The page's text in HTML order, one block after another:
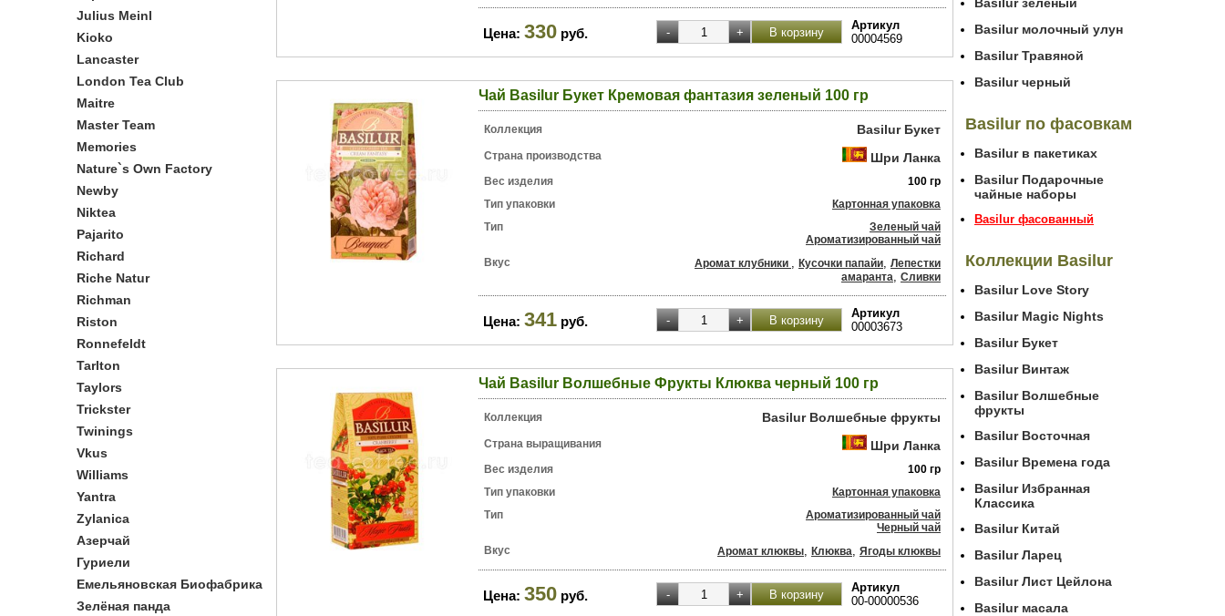
Julius Meinl
Kioko
Lancaster
London Tea Club
Maitre
Master Team
Memories
Nature`s Own Factory
Newby
Niktea
Pajarito
Richard
Riche Natur
Richman
Riston
Ronnefeldt
Tarlton
Taylors
Trickster
Twinings
Vkus
Williams
Yantra
Zylanica
Азерчай
Гуриели
Емельяновская Биофабрика
Зелёная панда
Цена: 330 руб.
Артикул
00004569
Чай Basilur Букет Кремовая фантазия зеленый 100 гр
Коллекция Basilur Букет
Страна производства Шри Ланка
Вес изделия
100 гр
Тип упаковки
Картонная упаковка
Тип
Зеленый чай
Ароматизированный чай
Вкус
Аромат клубники , Кусочки папайи, Лепестки
амаранта, Сливки
Цена: 341 руб.
Артикул
00003673
Чай Basilur Волшебные Фрукты Клюква черный 100 гр
Коллекция Basilur Волшебные фрукты
Страна выращивания Шри Ланка
Вес изделия
100 гр
Тип упаковки
Картонная упаковка
Тип
Ароматизированный чай
Черный чай
Вкус
Аромат клюквы, Клюква, Ягоды клюквы
Цена: 350 руб.
Артикул
00-00000536
Basilur молочный улун
Basilur Травяной
Basilur черный
Basilur по фасовкам
Basilur в пакетиках
Basilur Подарочные
чайные наборы
Basilur фасованный
Коллекции Basilur
Basilur Love Story
Basilur Magic Nights
Basilur Букет
Basilur Винтаж
Basilur Волшебные
фрукты
Basilur Восточная
Basilur Времена года
Basilur Избранная
Классика
Basilur Китай
Basilur Ларец
Basilur Лист Цейлона
Basilur масала